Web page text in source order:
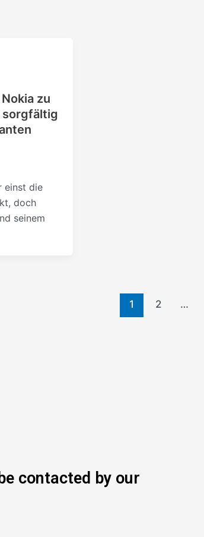
zu
sorgfältig
einst die
doch
seinem
1 2 …
contacted by our